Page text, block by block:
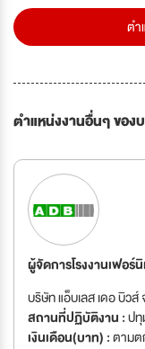
ตำ
ตำแหน่งงานอื่นๆ ของ
ผู้จัดการโรงงานเฟอร์
บริษัท แอ็บเลส เดอ บิวส์
สถานที่ปฏิบัติงาน :ป
เงินเดือน(บาท) :ตามต